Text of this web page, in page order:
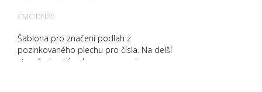
CMC-DN20
Šablona pro značení podlah z
pozinkovaného plechu pro čísla. Na delší
straně ohnutá nahoru pro snadnou